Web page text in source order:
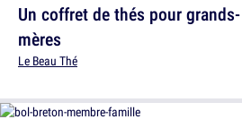
Un coffret de thés pour grands-
mères
Le Beau Thé